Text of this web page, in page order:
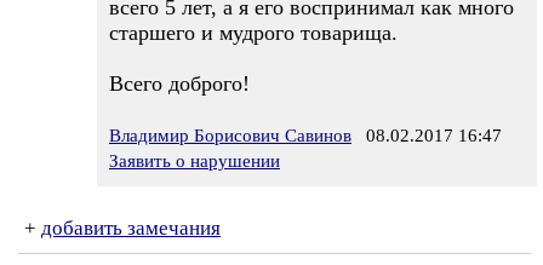
всего 5 лет, а я его воспринимал как много
старшего и мудрого товарища.
Всего доброго!
Владимир Борисович Савинов 08.02.2017 16:47
Заявить о нарушении
+ добавить замечания